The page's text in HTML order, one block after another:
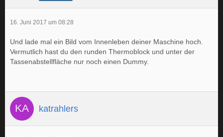
16. Juni 2017 um 08:28
Und lade mal ein Bild vom Innenleben deiner Maschine hoch.
Vermutlich hast du den runden Thermoblock und unter der
Tassenabstellfläche nur noch einen Dummy.
katrahlers